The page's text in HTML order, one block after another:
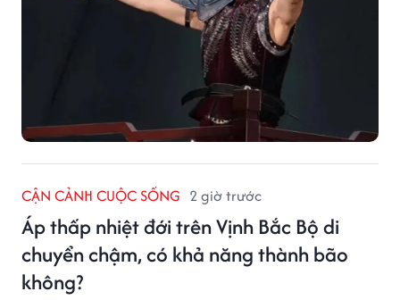
CẬN CẢNH CUỘC SỐNG 2 giờ trước
Áp thấp nhiệt đới trên Vịnh Bắc Bộ di
chuyển chậm, có khả năng thành bão
không?